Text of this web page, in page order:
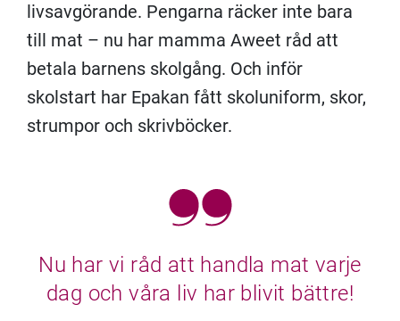
livsavgörande. Pengarna räcker inte bara
till mat – nu har mamma Aweet råd att
betala barnens skolgång. Och inför
skolstart har Epakan fått skoluniform, skor,
strumpor och skrivböcker.
Nu har vi råd att handla mat varje
dag och våra liv har blivit bättre!